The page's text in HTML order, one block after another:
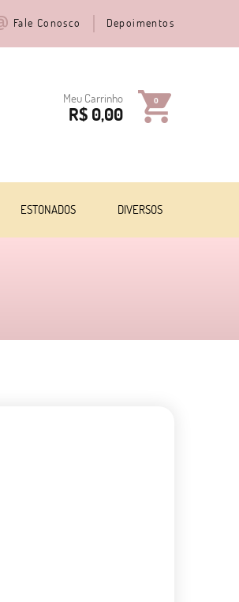
Fale Conosco Depoimentos
Meu Carrinho 0
R$ 0,00
ESTONADOS DIVERSOS